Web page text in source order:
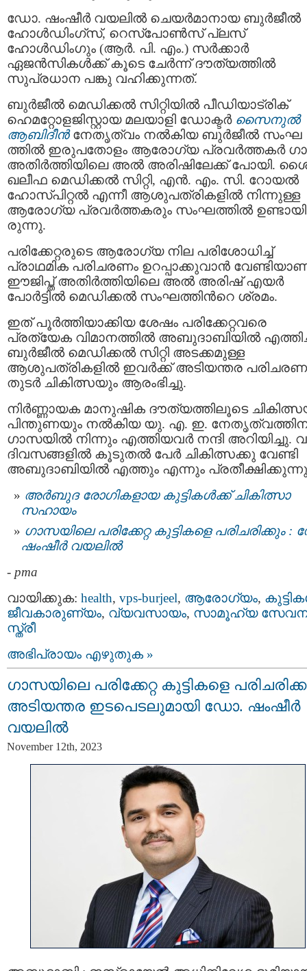
ഡോ. ഷംഷീർ വയലിൽ ചെയർമാനായ ബുർജീൽ
ഹോൾഡിംഗ്സ്, റെസ്പോൺസ് പ്ലസ്
ഹോൾഡിംഗും (ആർ. പി. എം.) സർക്കാര്‍
ഏജന്‍സികള്‍ക്ക് കൂടെ ചേര്‍ന്ന് ദൗത്യത്തില്‍
സുപ്രധാന പങ്കു വഹിക്കുന്നത്.
ബുർജീൽ മെഡിക്കൽ സിറ്റിയിൽ പീഡിയാട്രിക്
ഹെമറ്റോളജിസ്റ്റായ മലയാളി ഡോക്ടർ സൈനുൽ
ആബിദീൻനേതൃത്വം നല്‍കിയ ബുര്‍ജീല്‍ സംഘ
ത്തില്‍ ഇരുപതോളം ആരോഗ്യ പ്രവർത്തകര്‍
അതിർത്തിയിലെ അൽ അരിഷിലേക്ക് പോയി.
ഖലീഫ മെഡിക്കൽ സിറ്റി, എൻ. എം. സി. റോയൽ
ഹോസ്പിറ്റൽ എന്നീ ആശുപത്രികളിൽ നിന്നുള്ള
ആരോഗ്യ പ്രവർത്തകരും സംഘത്തിൽ ഉണ്ടായി
രുന്നു.
പരിക്കേറ്റരുടെ ആരോഗ്യ നില പരിശോധിച്ച്
പ്രാഥമിക പരിചരണം ഉറപ്പാക്കുവാന്‍
ഈജിപ്ത് അതിർത്തിയിലെ അൽ അരിഷ് എയര്‍
പോര്‍ട്ടില്‍ മെഡിക്കൽ സംഘത്തിന്‍റെ ശ്രമം.
ഇത് പൂർത്തിയാക്കിയ ശേഷം പരിക്കേറ്റവരെ
പ്രത്യേക വിമാനത്തിൽ അബുദാബിയില്‍
ബുർജീൽ മെഡിക്കൽ സിറ്റി അടക്കമുള്ള
ആശുപത്രികളിൽ ഇവർക്ക് അടിയന്തര
തുടർ ചികിത്സയും ആരംഭിച്ചു.
നിർണ്ണായക മാനുഷിക ദൗത്യത്തിലൂടെ
പിന്തുണയും നൽകിയ യു. എ. ഇ.
ഗാസയിൽ നിന്നും എത്തിയവര്‍ നന്ദി അറിയിച്ചു.
ദിവസങ്ങളിൽ കൂടുതൽ പേർ ചികിത്സക്കു വേണ്ടി
അബുദാബിയിൽ എത്തും എന്നും
അര്‍ബുദ രോഗികളായ കുട്ടികള്‍ക്ക് ചികിത്സാ
സഹായം
ഗാസയിലെ പരിക്കേറ്റ കുട്ടികളെ പരിചരിക്കും :
ഷംഷീർ വയലിൽ
- pma
വായിക്കുക: health, vps-burjeel, ആരോഗ്യം,
ജീവകാരുണ്യം, വ്യവസായം, സാമൂഹ്യ
സ്ത്രീ
അഭിപ്രായം എഴുതുക »
ഗാസയിലെ പരിക്കേറ്റ കുട്ടികളെ
അടിയന്തര ഇടപെടലുമായി ഡോ. ഷംഷീർ
വയലിൽ
November 12th, 2023